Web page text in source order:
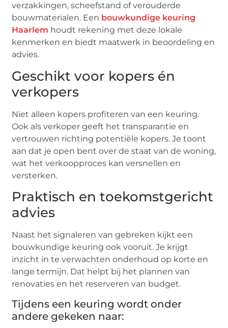
verzakkingen, scheefstand of verouderde
bouwmaterialen. Een bouwkundige keuring
Haarlem houdt rekening met deze lokale
kenmerken en biedt maatwerk in beoordeling en
advies.
Geschikt voor kopers én
verkopers
Niet alleen kopers profiteren van een keuring.
Ook als verkoper geeft het transparantie en
vertrouwen richting potentiële kopers. Je toont
aan dat je open bent over de staat van de woning,
wat het verkoopproces kan versnellen en
versterken.
Praktisch en toekomstgericht
advies
Naast het signaleren van gebreken kijkt een
bouwkundige keuring ook vooruit. Je krijgt
inzicht in te verwachten onderhoud op korte en
lange termijn. Dat helpt bij het plannen van
renovaties en het reserveren van budget.
Tijdens een keuring wordt onder
andere gekeken naar: